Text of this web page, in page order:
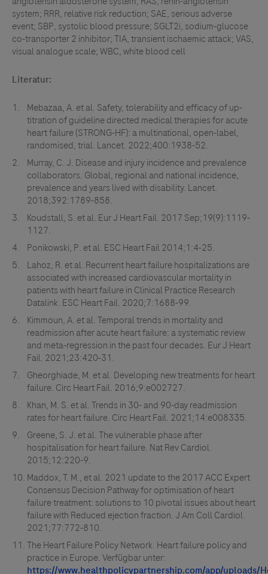
system; RRR, relative risk reduction; SAE, serious adverse
event; SBP, systolic blood pressure; SGLT2i, sodium-glucose
co-transporter 2 inhibitor; TIA, transient ischaemic attack; VAS,
visual analogue scale; WBC, white blood cell
Literatur:
Mebazaa, A. et al. Safety, tolerability and efficacy of up-
titration of guideline directed medical therapies for acute
heart failure (STRONG-HF): a multinational, open-label,
randomised, trial. Lancet. 2022;400:1938-52.
Murray, C. J. Disease and injury incidence and prevalence
collaborators. Global, regional and national incidence,
prevalence and years lived with disability. Lancet.
2018;392:1789-858.
Koudstall, S. et al. Eur J Heart Fail. 2017 Sep;19(9):1119-
1127.
Ponikowski, P. et al. ESC Heart Fail 2014;1:4-25.
Lahoz, R. et al. Recurrent heart failure hospitalizations are
associated with increased cardiovascular mortality in
patients with heart failure in Clinical Practice Research
Datalink. ESC Heart Fail. 2020;7:1688-99.
Kimmoun, A. et al. Temporal trends in mortality and
readmission after acute heart failure: a systematic review
and meta-regression in the past four decades. Eur J Heart
Fail. 2021;23:420-31.
Gheorghiade, M. et al. Developing new treatments for heart
failure. Circ Heart Fail. 2016;9:e002727.
Khan, M. S. et al. Trends in 30- and 90-day readmission
rates for heart failure. Circ Heart Fail. 2021;14:e008335.
Greene, S. J. et al. The vulnerable phase after
hospitalisation for heart failure. Nat Rev Cardiol.
2015;12:220-9.
Maddox, T. M., et al. 2021 update to the 2017 ACC Expert
Consensus Decision Pathway for optimisation of heart
failure treatment: solutions to 10 pivotal issues about heart
failure with Reduced ejection fraction. J Am Coll Cardiol.
2021;77:772-810.
The Heart Failure Policy Network. Heart failure policy and
practice in Europe. Verfügbar unter: